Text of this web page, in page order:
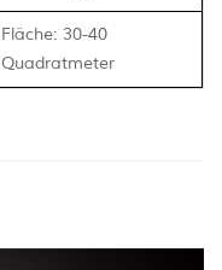
Fläche: 30-40
Quadratmeter